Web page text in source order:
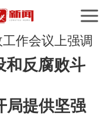
作会议上强调
和反腐败斗
局提供坚强